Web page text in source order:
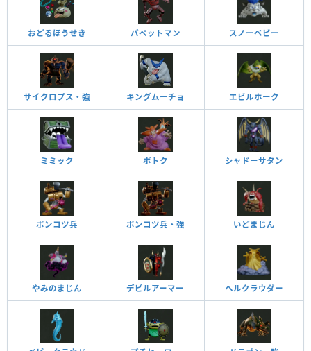
おどるほうせき パペットマン スノーベビー
サイクロプス・強 キングムーチョ エビルホーク
ミミック ボトク シャドーサタン
ポンコツ兵 ポンコツ兵・強 いどまじん
やみのまじん デビルアーマー ヘルクラウダー